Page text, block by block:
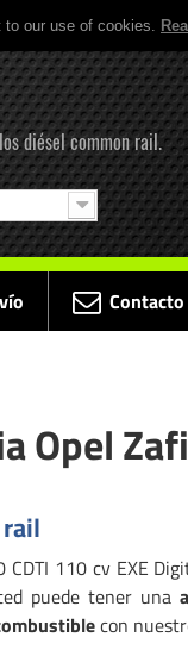
our use of cookies.
diésel common rail.
Contacto
Opel
CDTI 110 cv EXE
puede tener una
con